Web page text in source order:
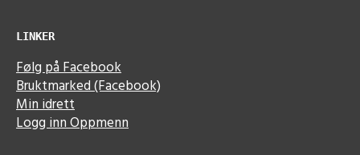
LINKER
Følg på Facebook
Bruktmarked (Facebook)
Min idrett
Logg inn Oppmenn